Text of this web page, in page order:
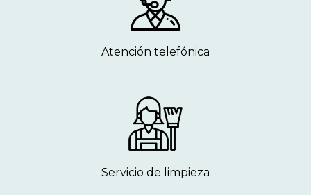
Atención telefónica
Servicio de limpieza